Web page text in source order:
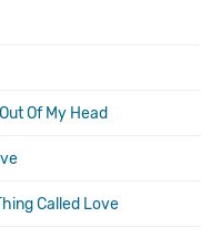
Of My Head
Called Love